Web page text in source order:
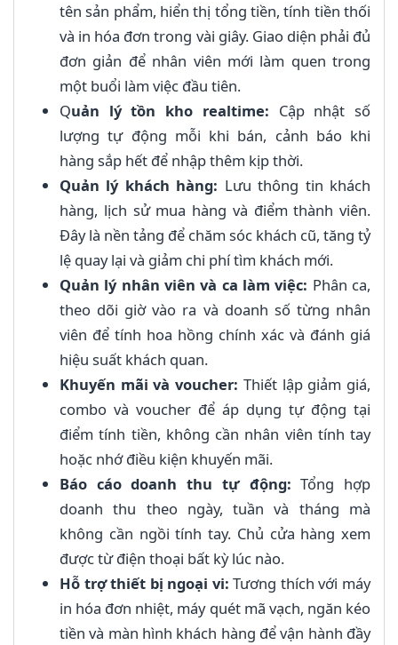
tên sản phẩm, hiển thị tổng tiền, tính tiền thối
và in hóa đơn trong vài giây. Giao diện phải đủ
đơn giản để nhân viên mới làm quen trong
một buổi làm việc đầu tiên.
Quản lý tồn kho realtime: Cập nhật số
lượng tự động mỗi khi bán, cảnh báo khi
hàng sắp hết để nhập thêm kịp thời.
Quản lý khách hàng: Lưu thông tin khách
hàng, lịch sử mua hàng và điểm thành viên.
Đây là nền tảng để chăm sóc khách cũ, tăng tỷ
lệ quay lại và giảm chi phí tìm khách mới.
Quản lý nhân viên và ca làm việc: Phân ca,
theo dõi giờ vào ra và doanh số từng nhân
viên để tính hoa hồng chính xác và đánh giá
hiệu suất khách quan.
Khuyến mãi và voucher: Thiết lập giảm giá,
combo và voucher để áp dụng tự động tại
điểm tính tiền, không cần nhân viên tính tay
hoặc nhớ điều kiện khuyến mãi.
Báo cáo doanh thu tự động: Tổng hợp
doanh thu theo ngày, tuần và tháng mà
không cần ngồi tính tay. Chủ cửa hàng xem
được từ điện thoại bất kỳ lúc nào.
Hỗ trợ thiết bị ngoại vi:Tương thích với máy
in hóa đơn nhiệt, máy quét mã vạch, ngăn kéo
tiền và màn hình khách hàng để vận hành đầy